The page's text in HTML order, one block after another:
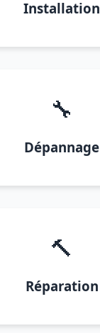
Installation
🔧
Dépannage
🔨
Réparation